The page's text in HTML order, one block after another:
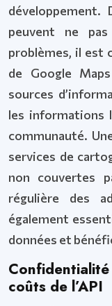
développement.
peuvent ne
problèmes, il est
de Google
sources
les informations
communauté.
services de
non couvertes
régulière des
également
données et
coûts de l’API